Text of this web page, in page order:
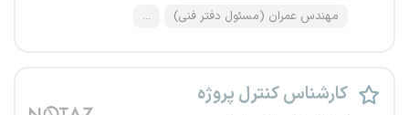
مهندس عمران (مسئول دفتر فنی)
...
کارشناس کنترل پروژه